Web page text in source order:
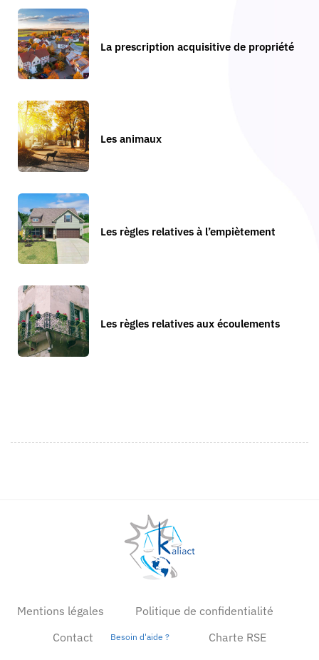
La prescription acquisitive de propriété
Les animaux
Les règles relatives à l’empiètement
Les règles relatives aux écoulements
Mentions légales
Politique de confidentialité
Contact
Besoin d'aide ? Charte RSE